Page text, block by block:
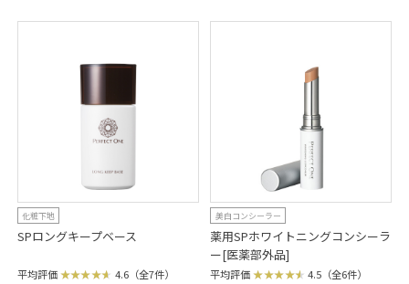
化粧下地
SPロングキープベース
平均評価 4.6（全7件）
美白コンシーラー
薬用SPホワイトニングコンシーラ
ー[医薬部外品]
平均評価 4.5（全6件）